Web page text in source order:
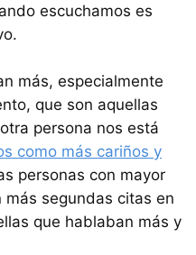
escuchamos es
más, especialmente
que son aquellas
persona nos está
como más cariños y
personas con mayor
segundas citas en
que hablaban más y